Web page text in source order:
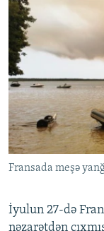
Fransada meşə
İyulun 27-də
nəzarətdən